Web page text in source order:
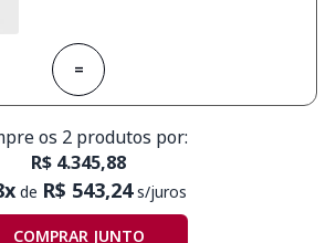
=
os 2 produtos por:
R$ 4.345,88
de R$ 543,24s/juros
COMPRAR JUNTO